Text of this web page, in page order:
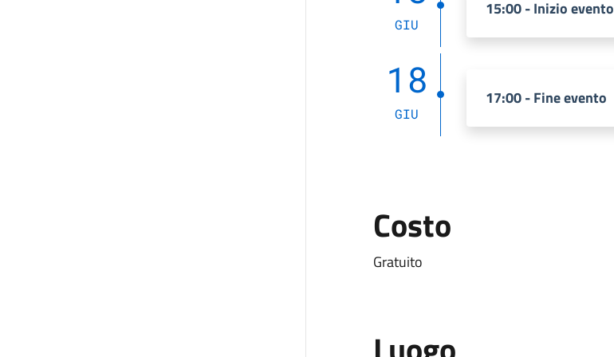
GIU
15:00 - Inizio evento
18
GIU
17:00 - Fine evento
Costo
Gratuito